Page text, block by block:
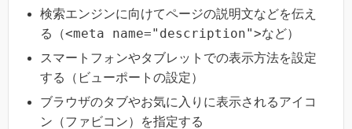
検索エンジンに向けてページの説明文などを伝え
る（<meta name="description">など）
スマートフォンやタブレットでの表示方法を設定
する（ビューポートの設定）
ブラウザのタブやお気に入りに表示されるアイコ
ン（ファビコン）を指定する